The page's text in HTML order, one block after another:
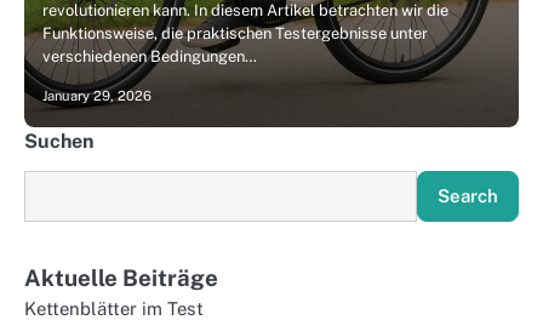
revolutionieren kann. In diesem Artikel betrachten wir die
Funktionsweise, die praktischen Testergebnisse unter
verschiedenen Bedingungen…
January 29, 2026
Suchen
Search
Aktuelle Beiträge
Kettenblätter im Test